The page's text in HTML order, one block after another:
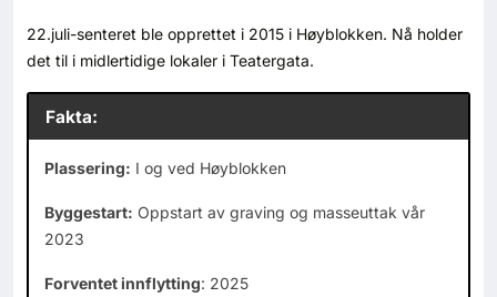
22.juli-senteret ble opprettet i 2015 i Høyblokken. Nå holder
det til i midlertidige lokaler i Teatergata.
Fakta:
Plassering: I og ved Høyblokken
Byggestart: Oppstart av graving og masseuttak vår
2023
Forventet innflytting: 2025